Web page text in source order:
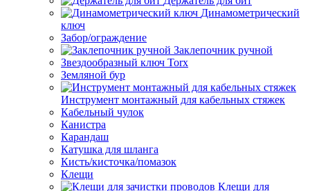
Динамометрический
ключ
Забор/ограждение
Заклепочник ручной
Звездообразный ключ Torx
Земляной бур
Инструмент монтажный для кабельных стяжек
Кабельный чулок
Канистра
Карандаш
Катушка для шланга
Кисть/кисточка/помазок
Клещи
Клещи для